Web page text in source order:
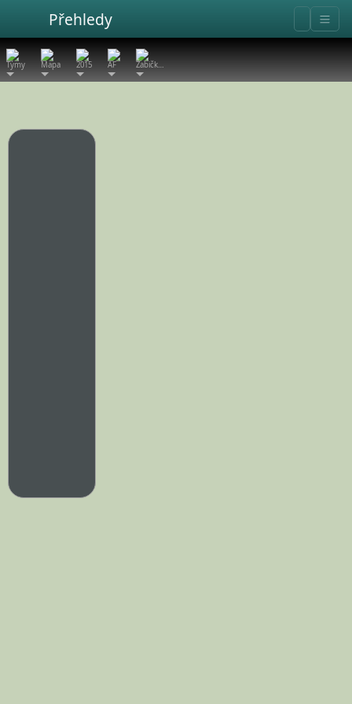
Přehledy
Týmy Mapa 2015 AF Žabičk…